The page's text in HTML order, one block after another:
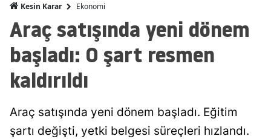
Muğla
Ordu
Kesin Karar Ekonomi
Araç satışında yeni dönem
başladı: O şart resmen
kaldırıldı
Araç satışında yeni dönem başladı. Eğitim
şartı değişti, yetki belgesi süreçleri hızlandı.